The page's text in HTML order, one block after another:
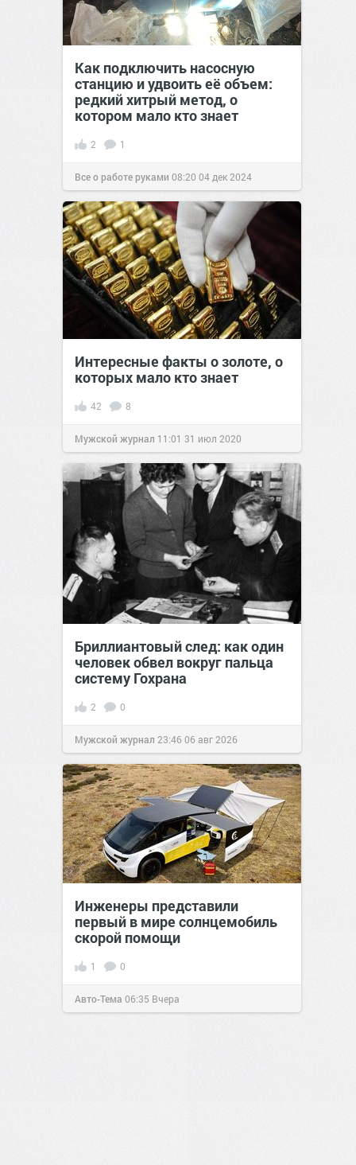
Как подключить насосную
станцию и удвоить её объем:
редкий хитрый метод, о
котором мало кто знает
2 1
Все о работе руками 08:20 04 дек 2024
Интересные факты о золоте, о
которых мало кто знает
42 8
Мужской журнал 11:01 31 июл 2020
Бриллиантовый след: как один
человек обвел вокруг пальца
систему Гохрана
2 0
Мужской журнал 23:4606 авг 2026
Инженеры представили
первый в мире солнцемобиль
скорой помощи
1 0
Авто-Тема 06:35 Вчера